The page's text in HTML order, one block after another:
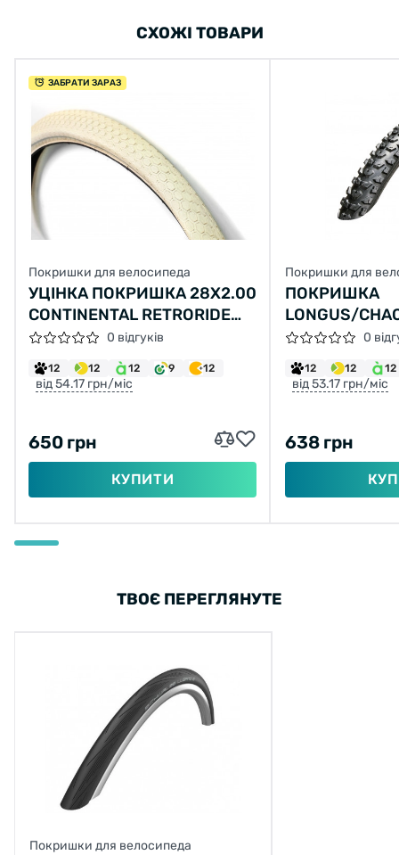
СХОЖІ ТОВАРИ
ЗАБРАТИ ЗАРАЗ
Покришки для велосипеда
УЦІНКА ПОКРИШКА 28Х2.00
CONTINENTAL RETRORIDE
КРЕМОВА ЗІ ВІДБИВАЮЧОЮ
СТРІЧКОЮ
0 відгуків
12 12 12 9 12
від 54.17 грн/міс
650 грн
КУПИТИ
Покришки для
ПОКРИШКА
LONGUS/
GLADIATOR
30TPI (60-
0
12 12 12
від 53.17 грн/міс
638 грн
ТВОЄ ПЕРЕГЛЯНУТЕ
Покришки для велосипеда